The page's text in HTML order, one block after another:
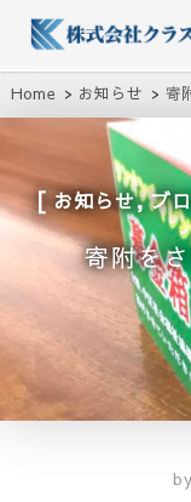
株式会社
地域のコミュニティー
Home お知らせ 寄
お知らせ,ブ
寄附を
by